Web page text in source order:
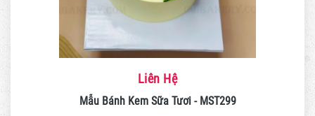
Liên Hệ
Mẫu Bánh Kem Sữa Tươi - MST299